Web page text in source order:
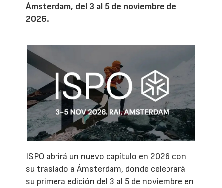
Ámsterdam, del 3 al 5 de noviembre de
2026.
ISPO abrirá un nuevo capítulo en 2026 con
su traslado a Ámsterdam, donde celebrará
su primera edición del 3 al 5 de noviembre en